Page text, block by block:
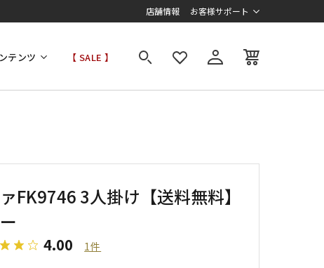
店舗情報 お客様サポート
テンツ 【 SALE 】
FK9746 3人掛け【送料無料】
4.00 1件